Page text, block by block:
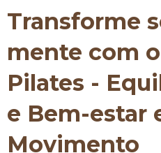
Transforme
mente com
Pilates -
e Bem-estar
Movimento